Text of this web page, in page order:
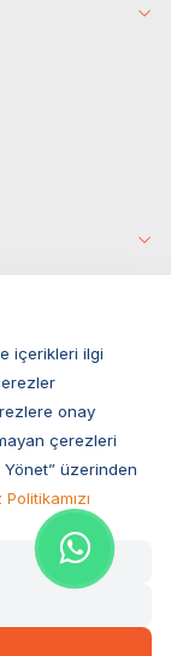
içerikleri ilgi
onay
çerezleri
üzerinden